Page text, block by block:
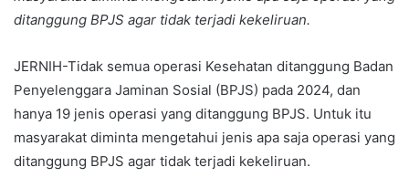
ditanggung BPJS agar tidak terjadi kekeliruan.
JERNIH-Tidak semua operasi Kesehatan ditanggung Badan
Penyelenggara Jaminan Sosial (BPJS) pada 2024, dan
hanya 19 jenis operasi yang ditanggung BPJS. Untuk itu
masyarakat diminta mengetahui jenis apa saja operasi yang
ditanggung BPJS agar tidak terjadi kekeliruan.